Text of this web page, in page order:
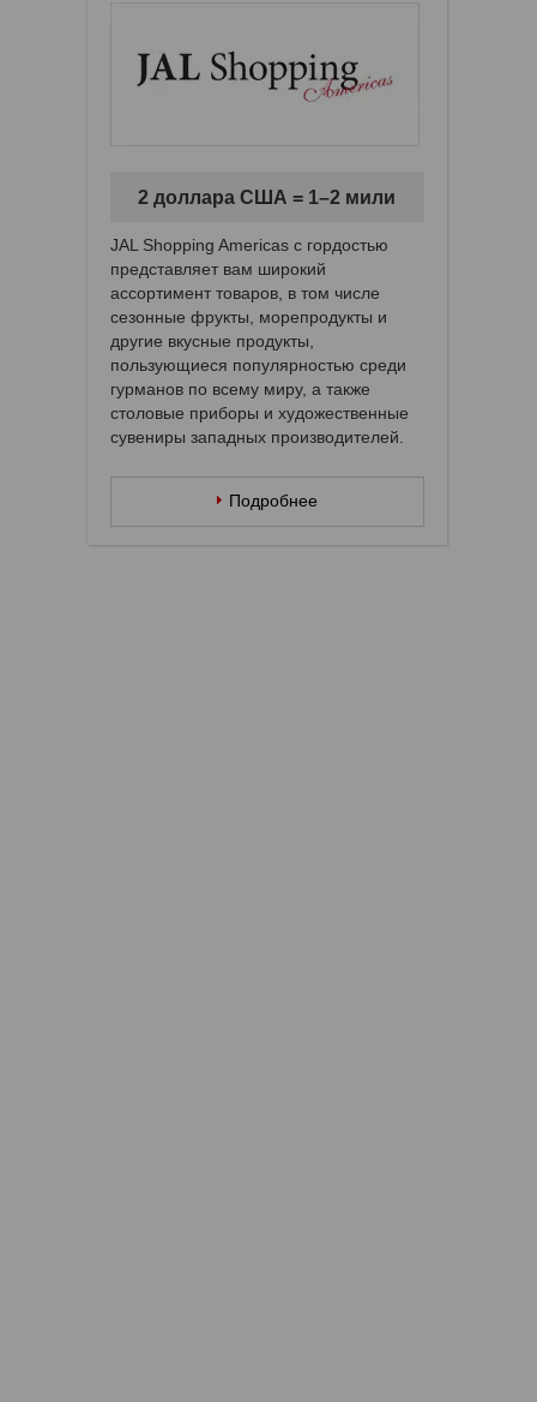
2 доллара США = 1–2 мили
JAL Shopping Americas с гордостью
представляет вам широкий
ассортимент товаров, в том числе
сезонные фрукты, морепродукты и
другие вкусные продукты,
пользующиеся популярностью среди
гурманов по всему миру, а также
столовые приборы и художественные
сувениры западных производителей.
Подробнее